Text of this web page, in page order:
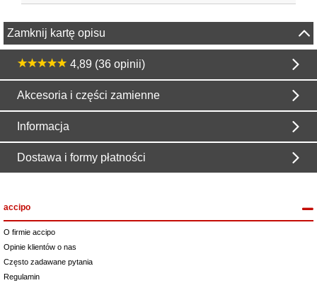
Zamknij kartę opisu
4,89 (36 opinii)
Akcesoria i części zamienne
Informacja
Dostawa i formy płatności
accipo
O firmie accipo
Opinie klientów o nas
Często zadawane pytania
Regulamin